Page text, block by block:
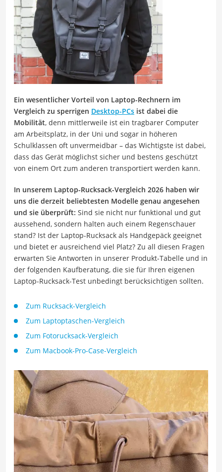
Ein wesentlicher Vorteil von Laptop-Rechnern im
Vergleich zu sperrigen Desktop-PCs ist dabei die
Mobilität, denn mittlerweile ist ein tragbarer Computer
am Arbeitsplatz, in der Uni und sogar in höheren
Schulklassen oft unvermeidbar – das Wichtigste ist dabei,
dass das Gerät möglichst sicher und bestens geschützt
von einem Ort zum anderen transportiert werden kann.
In unserem Laptop-Rucksack-Vergleich 2026 haben wir
uns die derzeit beliebtesten Modelle genau angesehen
und sie überprüft: Sind sie nicht nur funktional und gut
aussehend, sondern halten auch einem Regenschauer
stand? Ist der Laptop-Rucksack als Handgepäck geeignet
und bietet er ausreichend viel Platz? Zu all diesen Fragen
erwarten Sie Antworten in unserer Produkt-Tabelle und in
der folgenden Kaufberatung, die sie für Ihren eigenen
Laptop-Rucksack-Test unbedingt berücksichtigen sollten.
Zum Rucksack-Vergleich
Zum Laptoptaschen-Vergleich
Zum Fotorucksack-Vergleich
Zum Macbook-Pro-Case-Vergleich